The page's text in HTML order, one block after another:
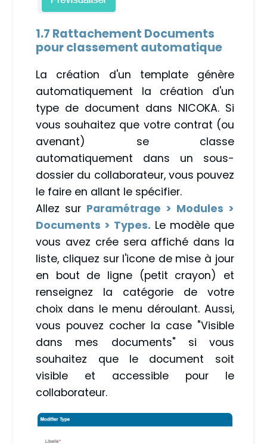
1.7 Rattachement Documents
pour classement automatique
La création d'un template génère
automatiquement la création d'un
type de document dans NICOKA. Si
vous souhaitez que votre contrat (ou
avenant) se classe
automatiquement dans un sous-
dossier du collaborateur, vous pouvez
le faire en allant le spécifier.
Allez sur Paramétrage > Modules >
Documents > Types. Le modèle que
vous avez crée sera affiché dans la
liste, cliquez sur l'icone de mise à jour
en bout de ligne (petit crayon) et
renseignez la catégorie de votre
choix dans le menu déroulant. Aussi,
vous pouvez cocher la case "Visible
dans mes documents" si vous
souhaitez que le document soit
visible et accessible pour le
collaborateur.